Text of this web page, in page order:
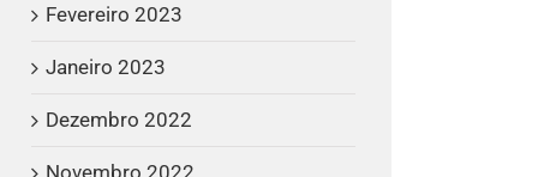
Fevereiro 2023
Janeiro 2023
Dezembro 2022
Novembro 2022